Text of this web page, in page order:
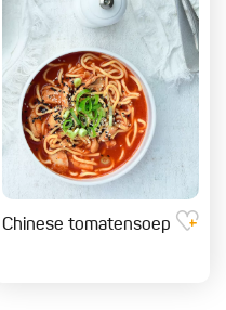
Chinese tomatensoep